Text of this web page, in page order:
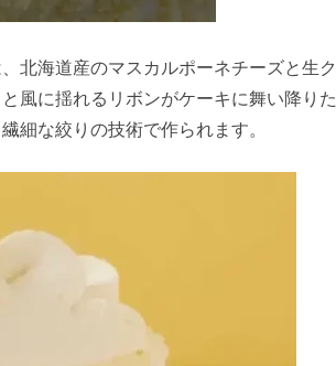
北海道産のマスカルポーネチーズと生ク
風に揺れるリボンがケーキに舞い降りた
細な絞りの技術で作られます。